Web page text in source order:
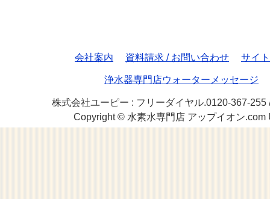
会社案内 資料請求 / お問い合わせ サイ
浄水器専門店ウォーターメッセージ
株式会社ユーピー : フリーダイヤル.0120-367-
Copyright © 水素水専門店 アップイオン